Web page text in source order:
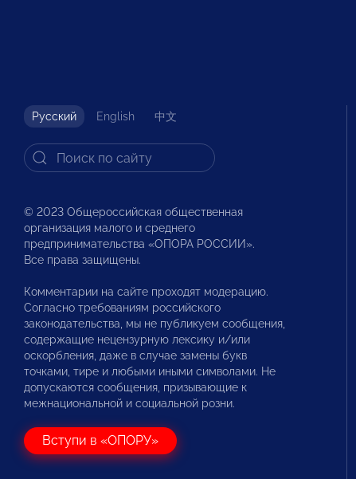
Русский English 中文
© 2023 Общероссийская общественная
организация малого и среднего
предпринимательства «ОПОРА РОССИИ».
Все права защищены.
Комментарии на сайте проходят модерацию.
Согласно требованиям российского
законодательства, мы не публикуем сообщения,
содержащие нецензурную лексику и/или
оскорбления, даже в случае замены букв
точками, тире и любыми иными символами. Не
допускаются сообщения, призывающие к
межнациональной и социальной розни.
Вступи в «ОПОРУ»